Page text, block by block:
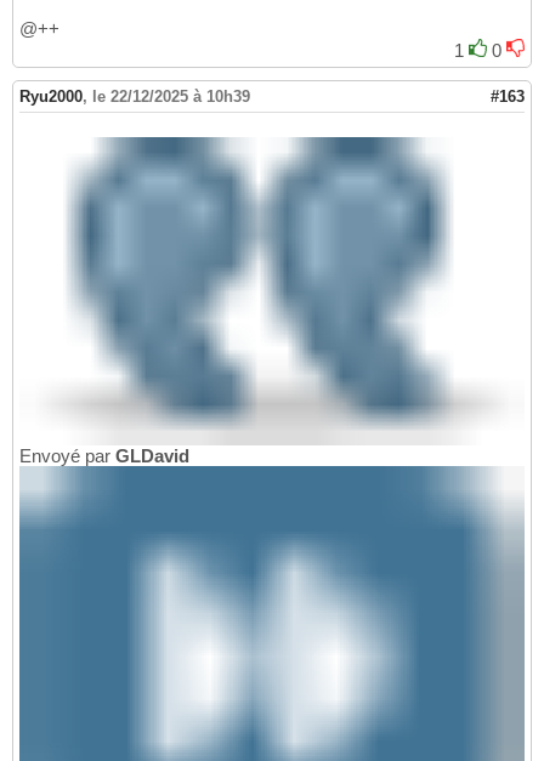
@++
1
0
Ryu2000, le 22/12/2025 à 10h39 #163
Envoyé par GLDavid